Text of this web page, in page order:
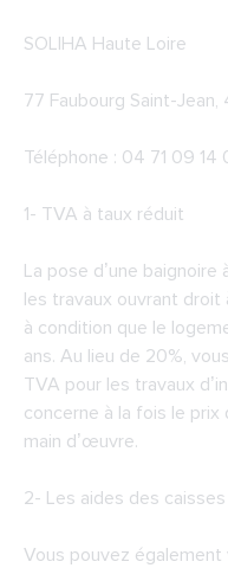
SOLIHA Haute Loire
77 Faubourg Saint-
Téléphone : 04 71 09 14
1- TVA à taux réduit
La pose d’une
les travaux ouvrant droit
à condition que le
ans. Au lieu de 20%,
TVA pour les travaux
concerne à la fois le
main d’œuvre.
2- Les aides des
Vous pouvez